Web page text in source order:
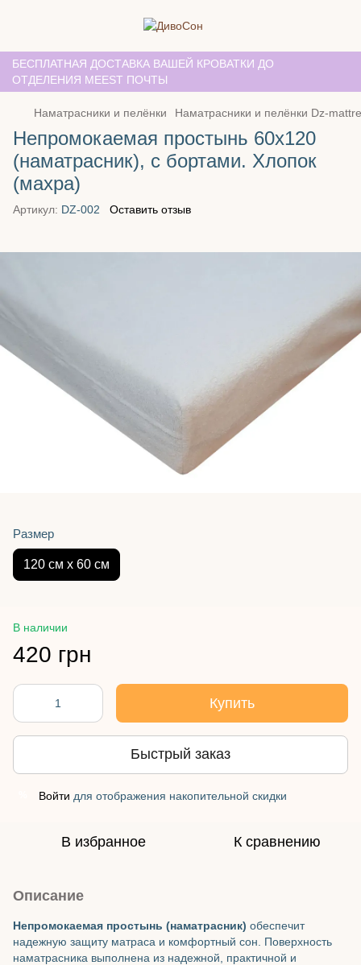
БЕСПЛАТНАЯ ДОСТАВКА ВАШЕЙ КРОВАТКИ ДО
ОТДЕЛЕНИЯ MEEST ПОЧТЫ
Наматрасники и пелёнки Наматрасники и пелёнки Dz-
Непромокаемая простынь 60х120
(наматрасник), с бортами. Хлопок
(махра)
Артикул: DZ-002 Оставить отзыв
Размер
120 см х 60 см
В наличии
420 грн
Купить
Быстрый заказ
Войти для отображения накопительной скидки
В избранное К сравнению
Описание
Непромокаемая простынь (наматрасник) обеспечит
надежную защиту матраса и комфортный сон. Поверхность
наматрасника выполнена из надежной, практичной и